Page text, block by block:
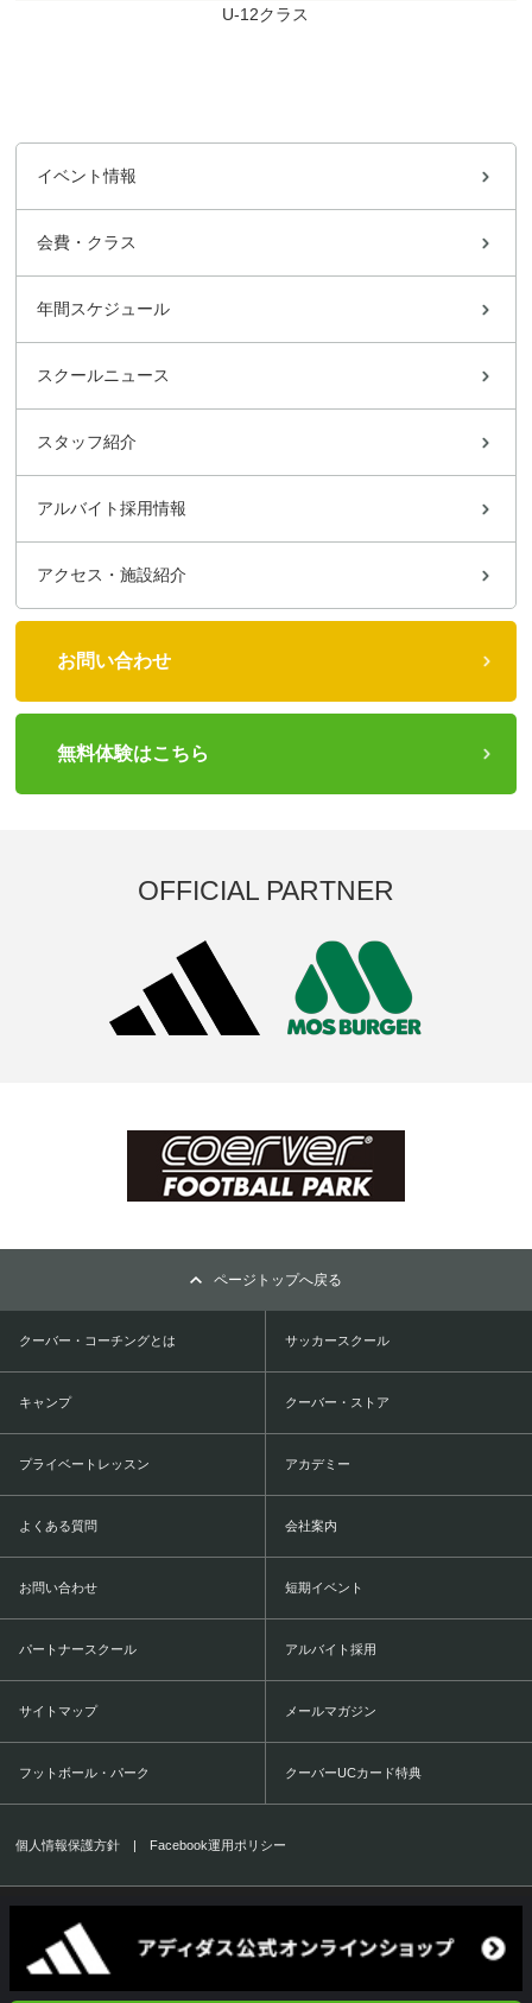
U-12クラス
イベント情報
会費・クラス
年間スケジュール
スクールニュース
スタッフ紹介
アルバイト採用情報
アクセス・施設紹介
お問い合わせ
無料体験はこちら
OFFICIAL PARTNER
ページトップへ戻る
クーバー・コーチングとは サッカースクール
キャンプ クーバー・ストア
プライベートレッスン アカデミー
よくある質問 会社案内
お問い合わせ 短期イベント
パートナースクール アルバイト採用
サイトマップ メールマガジン
フットボール・パーク クーバーUCカード特典
個人情報保護方針 | Facebook運用ポリシー
1999-2016 All Rights Reserved.